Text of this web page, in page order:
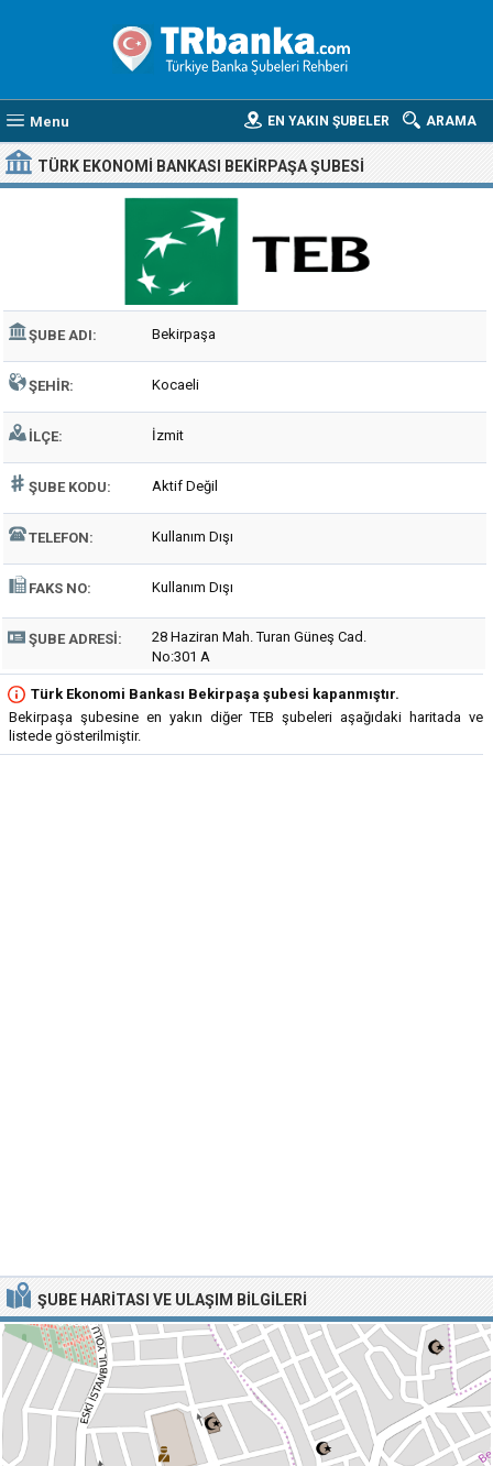
Menu ARAMA
EN YAKIN ŞUBELER
TÜRK EKONOMI BANKASI BEKIRPAŞA ŞUBESI
ŞUBE ADI: Bekirpaşa
ŞEHIR: Kocaeli
İLÇE: İzmit
ŞUBE KODU: Aktif Değil
TELEFON: Kullanım Dışı
FAKS NO: Kullanım Dışı
ŞUBE ADRESI:
28 Haziran Mah. Turan Güneş Cad.
No:301 A
Türk Ekonomi Bankası Bekirpaşa şubesi kapanmıştır.
Bekirpaşa şubesine en yakın diğer TEB şubeleri aşağıdaki haritada ve
listede gösterilmiştir.
ŞUBE HARITASI VE ULAŞIM BILGILERI